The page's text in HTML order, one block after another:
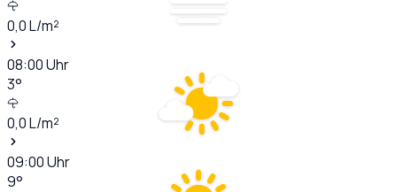
0,0L/m²
08:00Uhr
3°
0,0L/m²
09:00Uhr
9°